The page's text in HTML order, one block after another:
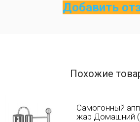
Добавить
Похожие
Самогонный
жар Домашний